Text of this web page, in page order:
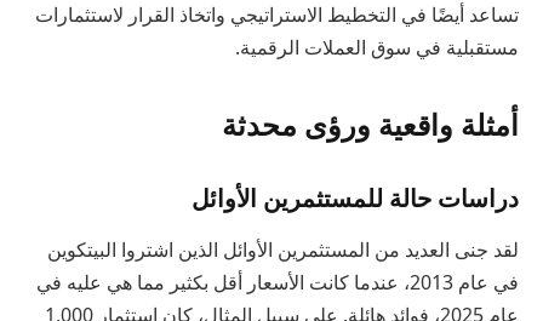
تساعد أيضًا في التخطيط الاستراتيجي واتخاذ القرار لاستثمارات
مستقبلية في سوق العملات الرقمية.
أمثلة واقعية ورؤى محدثة
دراسات حالة للمستثمرين الأوائل
لقد جنى العديد من المستثمرين الأوائل الذين اشتروا البيتكوين
في عام 2013، عندما كانت الأسعار أقل بكثير مما هي عليه في
عام 2025، فوائد هائلة. على سبيل المثال، كان استثمار 1,000